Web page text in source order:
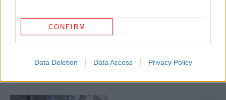
CONFIRM
Data Deletion Data Access Privacy Policy